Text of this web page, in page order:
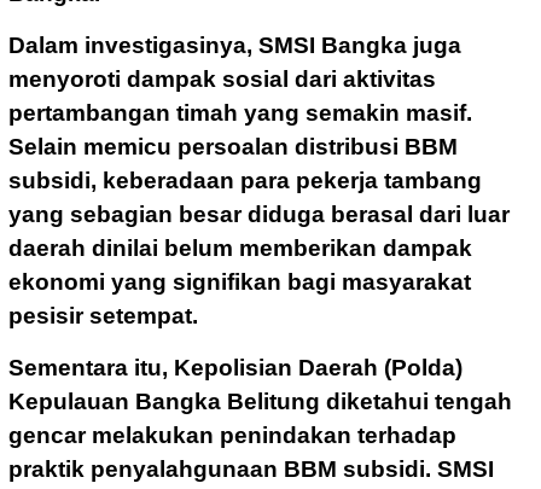
Dalam investigasinya, SMSI Bangka juga
menyoroti dampak sosial dari aktivitas
pertambangan timah yang semakin masif.
Selain memicu persoalan distribusi BBM
subsidi, keberadaan para pekerja tambang
yang sebagian besar diduga berasal dari luar
daerah dinilai belum memberikan dampak
ekonomi yang signifikan bagi masyarakat
pesisir setempat.
Sementara itu, Kepolisian Daerah (Polda)
Kepulauan Bangka Belitung diketahui tengah
gencar melakukan penindakan terhadap
praktik penyalahgunaan BBM subsidi. SMSI